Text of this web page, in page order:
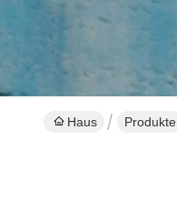
Haus Produkte